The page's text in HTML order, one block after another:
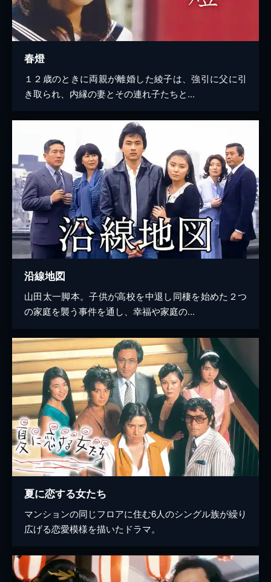
春燈
１２歳のときに両親が離婚した綾子は、強引に父に引
き取られ、内縁の妻とその連れ子たちと...
沿線地図
山田太一脚本。子供が高校を中退し同棲を始めた２つ
の家庭を襲う事件を通し、幸福や家庭の...
夏に恋する女たち
マンションの同じフロアに住む6人のシングル族が繰り
広げる恋愛模様を描いたドラマ。